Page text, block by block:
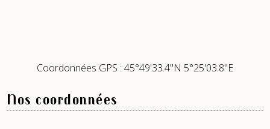
Coordonnées GPS : 45°49'33.4"N 5°25'03.8"E
Nos coordonnées